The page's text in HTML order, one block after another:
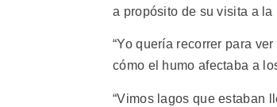
a propósito de su visita a
“Yo quería recorrer para
cómo el humo afectaba a
“Vimos lagos que estaban